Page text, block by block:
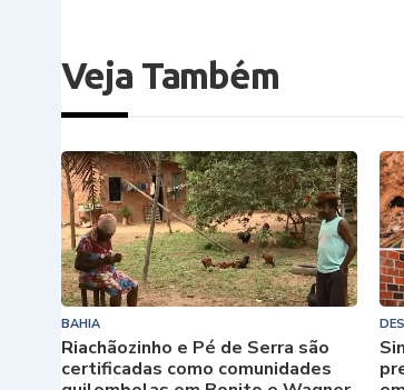
Veja Também
BAHIA
Riachãozinho e Pé de Serra são
certificadas como comunidades